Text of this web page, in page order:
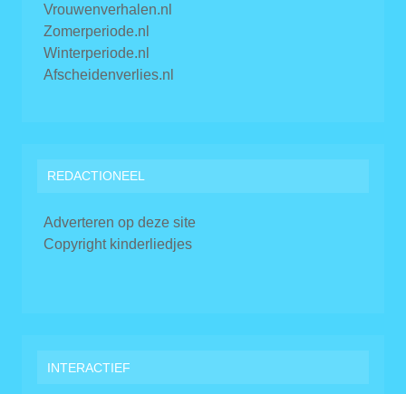
Vrouwenverhalen.nl
Zomerperiode.nl
Winterperiode.nl
Afscheidenverlies.nl
REDACTIONEEL
Adverteren op deze site
Copyright kinderliedjes
INTERACTIEF